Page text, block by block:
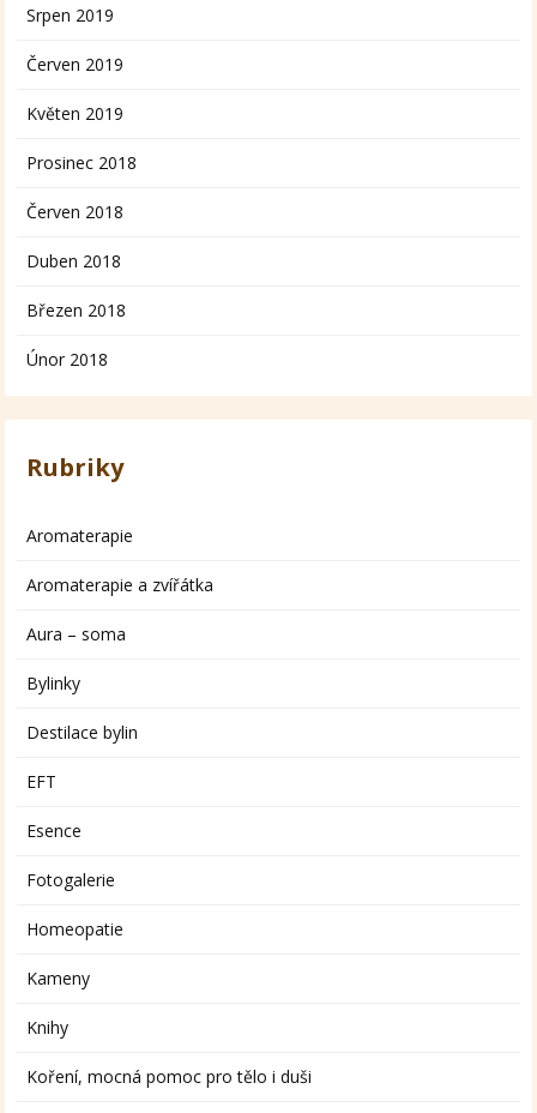
Srpen 2019
Červen 2019
Květen 2019
Prosinec 2018
Červen 2018
Duben 2018
Březen 2018
Únor 2018
Rubriky
Aromaterapie
Aromaterapie a zvířátka
Aura – soma
Bylinky
Destilace bylin
EFT
Esence
Fotogalerie
Homeopatie
Kameny
Knihy
Koření, mocná pomoc pro tělo i duši